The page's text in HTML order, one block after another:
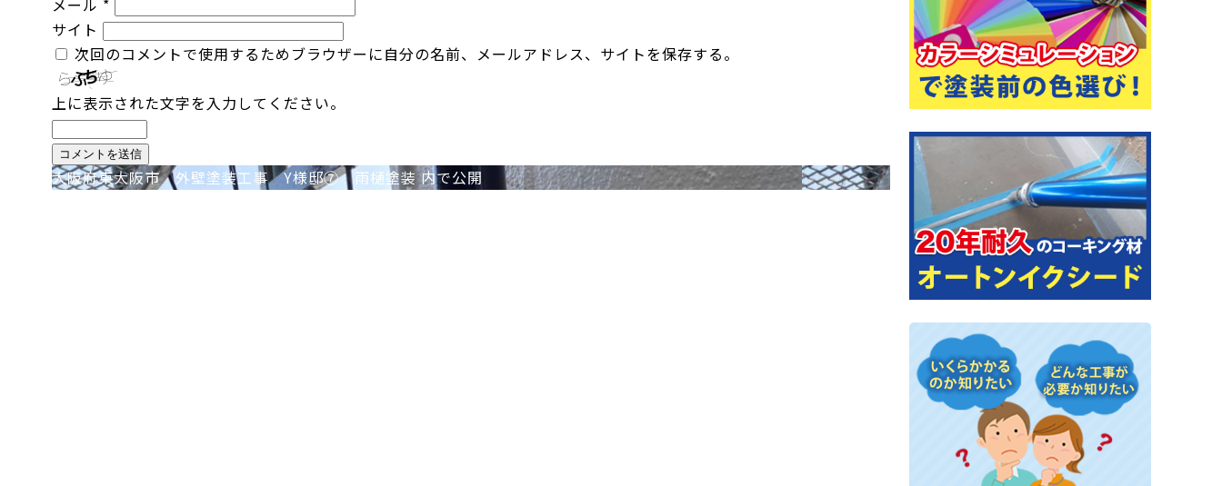
メール *
サイト
次回のコメントで使用するためブラウザーに自分の名前、メールアドレス、サイトを保存する。
上に表示された文字を入力してください。
投
大阪府東大阪市 外壁塗装工事 Y様邸➆ 雨樋塗装 内で公開